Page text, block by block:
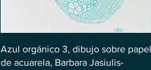
Azul orgánico 3, dibujo sobre papel
de acuarela, Barbara Jasiulis-